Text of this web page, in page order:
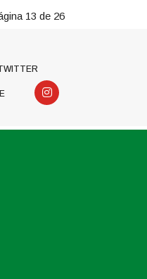
13 de 26